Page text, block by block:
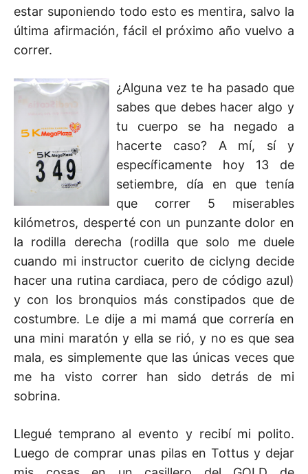
estar suponiendo todo esto es mentira, salvo la
última afirmación, fácil el próximo año vuelvo a
correr.
¿Alguna vez te ha pasado que
sabes que debes hacer algo y
tu cuerpo se ha negado a
hacerte caso? A mí, sí y
específicamente hoy 13 de
setiembre, día en que tenía
que correr 5 miserables
kilómetros, desperté con un punzante dolor en
la rodilla derecha (rodilla que solo me duele
cuando mi instructor cuerito de ciclyng decide
hacer una rutina cardiaca, pero de código azul)
y con los bronquios más constipados que de
costumbre. Le dije a mi mamá que correría en
una mini maratón y ella se rió, y no es que sea
mala, es simplemente que las únicas veces que
me ha visto correr han sido detrás de mi
sobrina.
Llegué temprano al evento y recibí mi polito.
Luego de comprar unas pilas en Tottus y dejar